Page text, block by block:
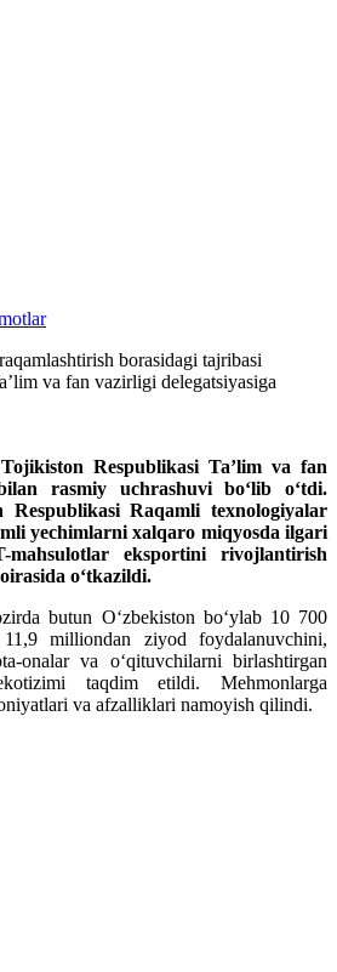
borasidagi tajribasi
va fan vazirligi delegatsiyasiga
Respublikasi Ta’lim va fan
rasmiy uchrashuvi bo‘lib o‘tdi.
Respublikasi Raqamli texnologiyalar
yechimlarni xalqaro miqyosda ilgari
eksportini rivojlantirish
oʻtkazildi.
butun O‘zbekiston bo‘ylab 10 700
milliondan ziyod foydalanuvchini,
onalar va o‘qituvchilarni birlashtirgan
taqdim etildi. Mehmonlarga
va afzalliklari namoyish qilindi.